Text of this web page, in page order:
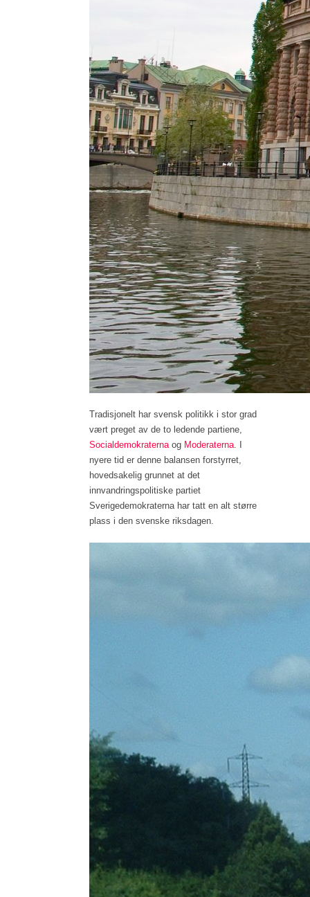
Tradisjonelt har svensk politikk i stor grad
vært preget av de to ledende partiene,
Socialdemokraterna og Moderaterna . I
nyere tid er denne balansen forstyrret,
hovedsakelig grunnet at det
innvandringspolitiske partiet
Sverigedemokraterna har tatt en alt større
plass i den svenske riksdagen.